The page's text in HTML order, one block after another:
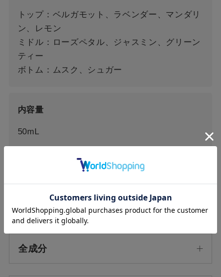
トップ：ベルガモット、ラベンダー、マンダリ
ン、レモン
ミドル：ローズペタル、ジャスミン、グリーン
ティー
ボトム：ムスク、シュガー
内容量
50mL
W73mm×D73mm×H95mm
全成分